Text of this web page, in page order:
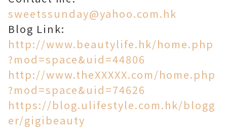
sweetssunday@yahoo.com.hk
Blog Link:
http://www.beautylife.hk/home.php
?mod=space&uid=44806
http://www.theXXXXX.com/home.php
?mod=space&uid=74626
https://blog.ulifestyle.com.hk/blogg
er/gigibeauty